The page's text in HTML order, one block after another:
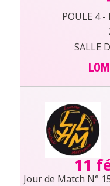
POULE 4
SALLE
11
Jour de Match N°